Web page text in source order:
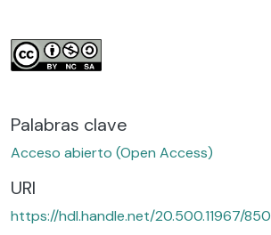
Palabras clave
Acceso abierto (Open Access)
URI
https://hdl.handle.net/20.500.11967/850